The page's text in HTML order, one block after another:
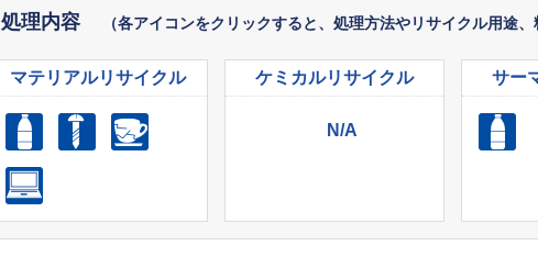
処理内容 （各アイコンをクリックすると、処理方法やリサイクル用途
マテリアルリサイクル ケミカルリサイクル
N/A
サー